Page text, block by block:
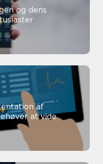
og dens
af
at vide